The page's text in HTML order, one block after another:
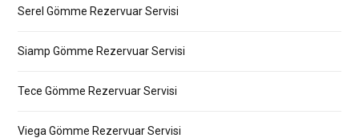
Serel Gömme Rezervuar Servisi
Siamp Gömme Rezervuar Servisi
Tece Gömme Rezervuar Servisi
Viega Gömme Rezervuar Servisi